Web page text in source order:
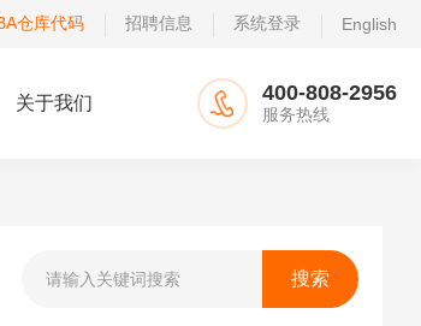
仓库代码 招聘信息 系统登录 English
关于我们 400-808-2956
服务热线